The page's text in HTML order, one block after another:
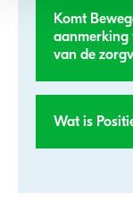
Komt
aanmerking
van de
Wat is